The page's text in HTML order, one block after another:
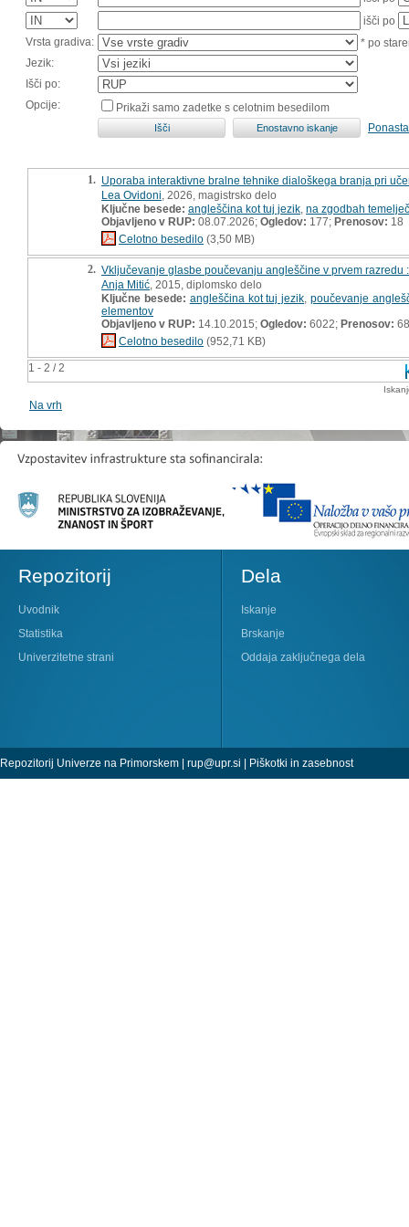
išči po
Vrsta gradiva:
* po
Jezik:
Išči po:
Opcije:
Prikaži samo zadetke s celotnim besedilom
1 - 2 / 2
1. Uporaba interaktivne bralne tehnike dialoškega branja pri
Lea Ovidoni , 2026, magistrsko delo
Ključne besede: angleščina kot tuj jezik na zgodbah
Objavljeno v RUP: 08.07.2026; Ogledov: 177; Prenosov: 18
Celotno besedilo (3,50 MB)
2. Vključevanje glasbe poučevanju angleščine v prvem razredu
Anja Mitić , 2015, diplomsko delo
Ključne besede: angleščina kot tuj jezik ,poučevanje
elementov
Objavljeno v RUP: 14.10.2015; Ogledov: 6022; Prenosov: 68
Celotno besedilo (952,71 KB)
Na vrh
Repozitorij
Uvodnik
Statistika
Univerzitetne strani
Dela
Iskanje
Brskanje
Oddaja zaključnega dela
Repozitorij Univerze na Primorskem | rup@upr.si | Piškotki in zasebnost